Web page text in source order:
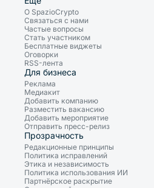
О SpazioCrypto
Связаться с нами
Частые вопросы
Стать участником
Бесплатные виджеты
Оговорки
RSS-лента
Для бизнеса
Реклама
Медиакит
Добавить компанию
Разместить вакансию
Добавить мероприятие
Отправить пресс-релиз
Прозрачность
Редакционные принципы
Политика исправлений
Этика и независимость
Политика использования ИИ
Партнёрское раскрытие